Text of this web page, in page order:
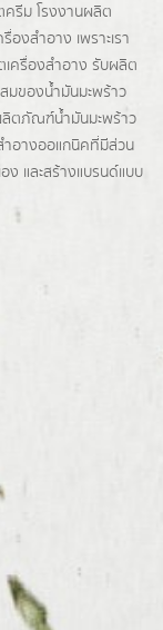
ครีม โรงงานผลิต
รื่องสำอาง เพราะเรา
ครื่องสำอาง รับผลิต
มของน้ำมันมะพร้าว
ลิตภัณฑ์น้ำมันมะพร้าว
ำอางออแกนิคที่มีส่วน
และสร้างแบรนด์แบบ